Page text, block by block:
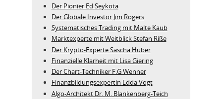
Der Pionier Ed Seykota
Der Globale Investor Jim Rogers
Systematisches Trading mit Malte Kaub
Marktexperte mit Weitblick Stefan Riße
Der Krypto-Experte Sascha Huber
Finanzielle Klarheit mit Lisa Giering
Der Chart-Techniker F.G Wenner
Finanzbildungsexpertin Edda Vogt
Algo‑Architekt Dr. M. Blankenberg‑Teich